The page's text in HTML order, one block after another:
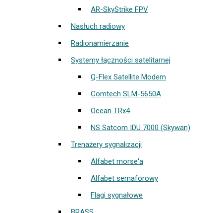
AR-SkyStrike FPV
Nasłuch radiowy
Radionamierzanie
Systemy łączności satelitarnej
Q-Flex Satellite Modem
Comtech SLM-5650A
Ocean TRx4
NS Satcom IDU 7000 (Skywan)
Trenażery sygnalizacji
Alfabet morse'a
Alfabet semaforowy
Flagi sygnałowe